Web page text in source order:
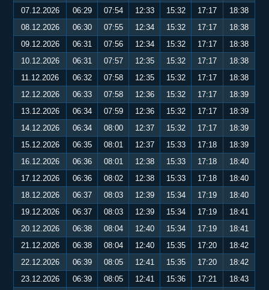
07.12.2026 06:29 07:54 12:33 15:32 17:17
18:38
08.12.2026
06:30 07:55 12:34 15:32 17:17
18:38
09.12.2026
06:31 07:56 12:34 15:32 17:17
18:38
10.12.2026
06:31 07:57 12:35 15:32 17:17
18:38
11.12.2026
06:32 07:58 12:35 15:32 17:17
18:38
12.12.2026
06:33 07:58 12:36 15:32 17:17
18:39
13.12.2026
06:34 07:59 12:36 15:32 17:17
18:39
14.12.2026
06:34 08:00 12:37 15:32 17:17
18:39
15.12.2026
06:35 08:01 12:37 15:33 17:18
18:39
16.12.2026
06:36 08:01 12:38 15:33 17:18
18:40
17.12.2026
06:36 08:02 12:38 15:33 17:18
18:40
18.12.2026
06:37 08:03 12:39 15:34 17:19
18:40
19.12.2026
06:37 08:03 12:39 15:34 17:19
18:41
20.12.2026
06:38 08:04 12:40 15:34 17:19
18:41
21.12.2026
06:38 08:04 12:40 15:35 17:20
18:42
22.12.2026
06:39 08:05 12:41 15:35 17:20
18:42
23.12.2026
06:39 08:05 12:41 15:36 17:21
18:43